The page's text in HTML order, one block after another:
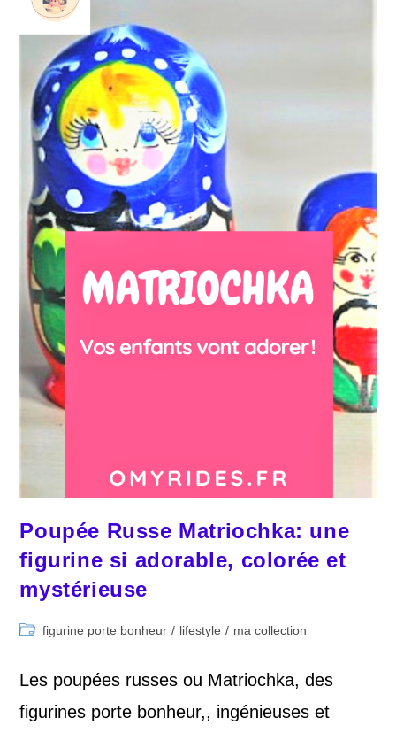
Poupée Russe Matriochka: une
figurine si adorable, colorée et
mystérieuse
Postfigurine porte bonheur / lifestyle / ma collection
Les poupées russes ou Matriochka, des
figurines porte bonheur,, ingénieuses et